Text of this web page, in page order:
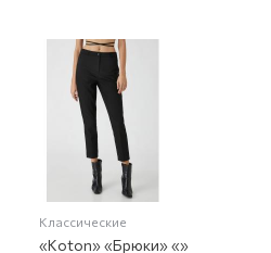
Классические
«Koton» «Брюки» «»